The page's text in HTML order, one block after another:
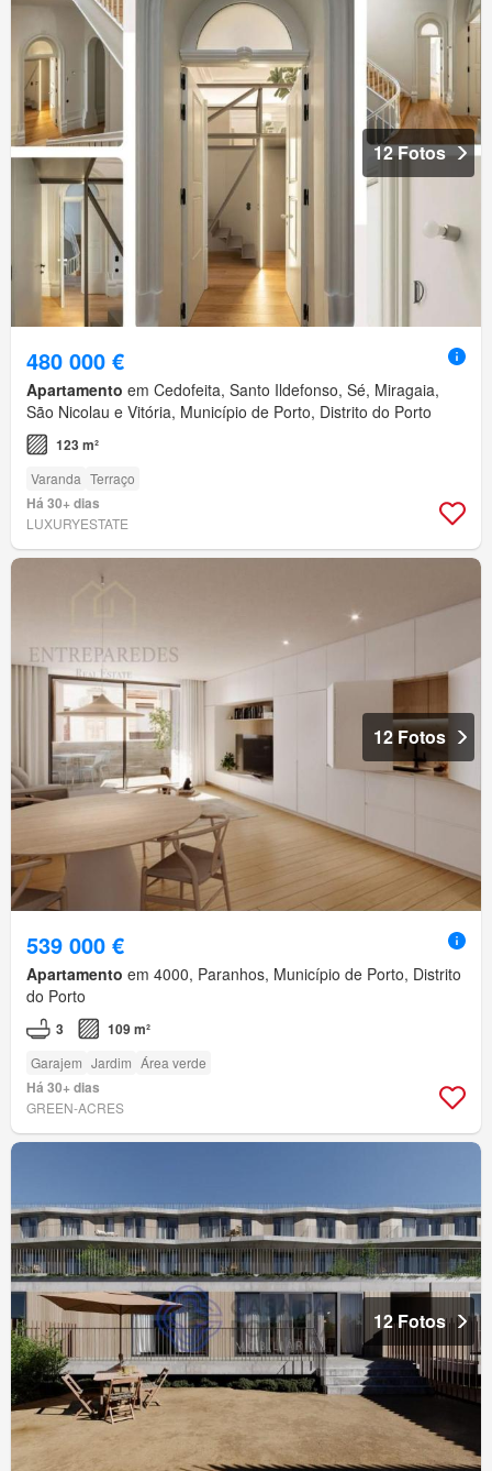
12 Fotos
480 000 €
Apartamento em Cedofeita, Santo Ildefonso, Sé, Miragaia,
São Nicolau e Vitória, Município de Porto, Distrito do Porto
123 m²
Varanda Terraço
Há 30+ dias
LUXURYESTATE
12 Fotos
539 000 €
Apartamento em 4000, Paranhos, Município de Porto, Distrito
do Porto
3 109 m²
Garajem Jardim Área verde
Há 30+ dias
GREEN-ACRES
12 Fotos